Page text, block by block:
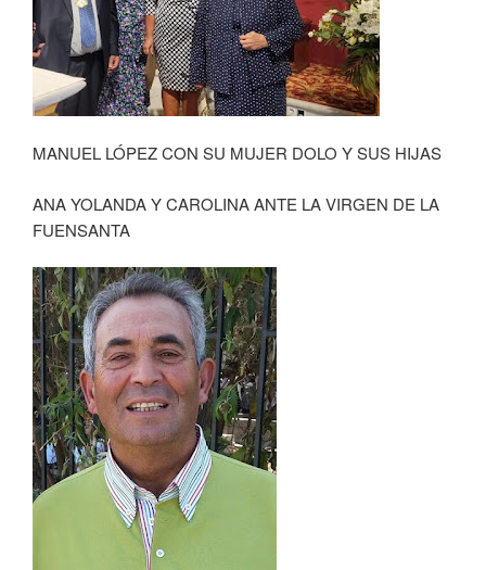
MANUEL LÓPEZ CON SU MUJER DOLO Y SUS HIJAS
ANA YOLANDA Y CAROLINA ANTE LA VIRGEN DE LA
FUENSANTA